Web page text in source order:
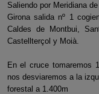
Saliendo por Meridiana
Girona salida nº 1
Caldes de Montbui,
Castellterçol y Moià.
En el cruce tomaremos
nos desviaremos a la
forestal a 1.400m